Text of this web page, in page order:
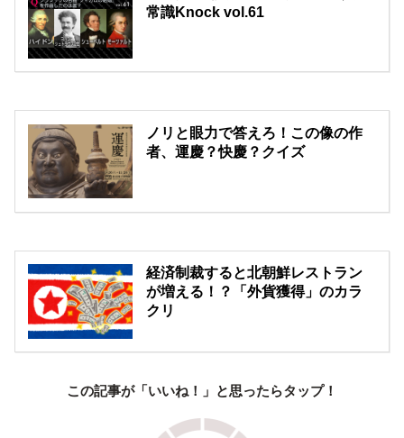
常識Knock vol.61
ノリと眼力で答えろ！この像の作
者、運慶？快慶？クイズ
経済制裁すると北朝鮮レストラン
が増える！？「外貨獲得」のカラ
クリ
この記事が「いいね！」と思ったらタップ！